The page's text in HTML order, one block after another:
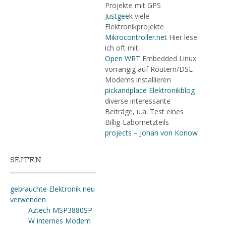
Projekte mit GPS
Justgeekviele
Elektronikprojekte
Mikrocontroller.netHier lese
ich oft mit
Open WRT Embedded Linux
vorrangig auf Routern/DSL-
Modems installieren
pickandplace Elektronikblog
diverse interessante
Beiträge, u.a. Test eines
Billig-Labornetzteils
projects – Johan von Konow
SEITEN
gebrauchte Elektronik neu
verwenden
Aztech MSP3880SP-
W internes Modem